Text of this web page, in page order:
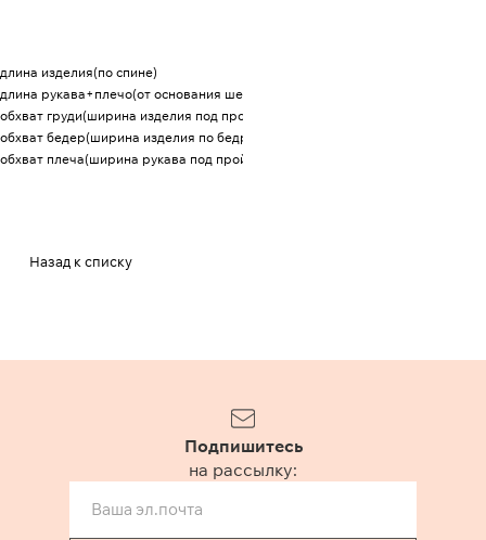
длина изделия(по спине)
длина рукава+плечо(от основания шеи)
обхват груди(ширина изделия под проймой)
обхват бедер(ширина изделия по бедрам)
обхват плеча(ширина рукава под проймой)
Назад к списку
Подпишитесь
на рассылку: